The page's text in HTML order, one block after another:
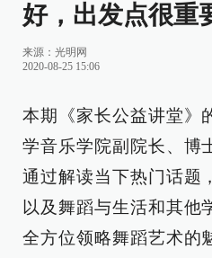
好，出发点很重
来源： 光明网
2020-08-25 15:06
本期《家长公益讲堂》
学音乐学院副院长、博
通过解读当下热门话题
以及舞蹈与生活和其他
全方位领略舞蹈艺术的